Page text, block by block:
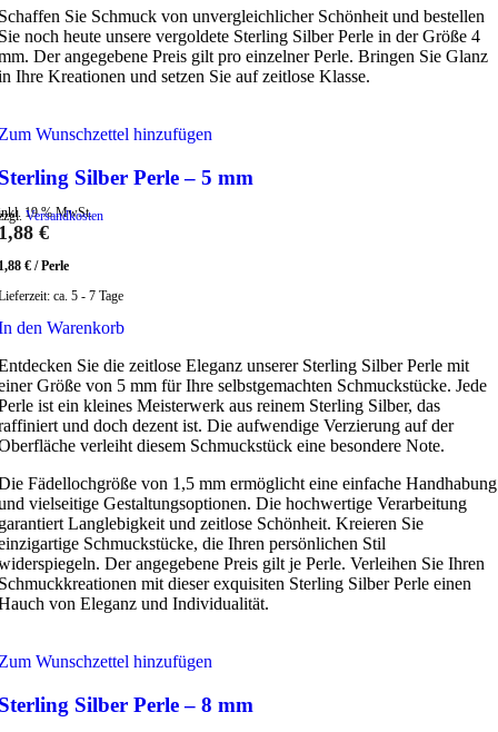
Sie Schmuck von unvergleichlicher Schönheit und bestellen
noch heute unsere vergoldete Sterling Silber Perle in der Größe 4
Der angegebene Preis gilt pro einzelner Perle. Bringen Sie Glanz
Ihre Kreationen und setzen Sie auf zeitlose Klasse.
Wunschzettel hinzufügen
Silber Perle – 5 mm
19 % MwSt.
Versandkosten
€
€ /Perle
ca. 5 - 7 Tage
den Warenkorb
Sie die zeitlose Eleganz unserer Sterling Silber Perle mit
Größe von 5 mm für Ihre selbstgemachten Schmuckstücke. Jede
ist ein kleines Meisterwerk aus reinem Sterling Silber, das
und doch dezent ist. Die aufwendige Verzierung auf der
verleiht diesem Schmuckstück eine besondere Note.
Fädellochgröße von 1,5 mm ermöglicht eine einfache Handhabung
vielseitige Gestaltungsoptionen. Die hochwertige Verarbeitung
Langlebigkeit und zeitlose Schönheit. Kreieren Sie
Schmuckstücke, die Ihren persönlichen Stil
Der angegebene Preis gilt je Perle. Verleihen Sie Ihren
mit dieser exquisiten Sterling Silber Perle einen
von Eleganz und Individualität.
Wunschzettel hinzufügen
Silber Perle – 8 mm